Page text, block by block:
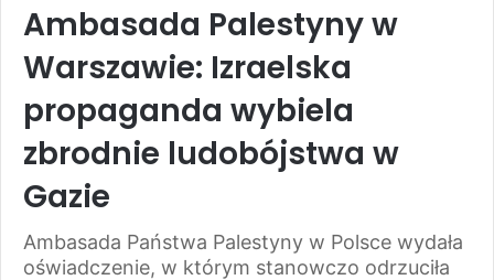
Ambasada Palestyny w
Warszawie: Izraelska
propaganda wybiela
zbrodnie ludobójstwa w
Gazie
Ambasada Państwa Palestyny w Polsce wydała
oświadczenie, w którym stanowczo odrzuciła